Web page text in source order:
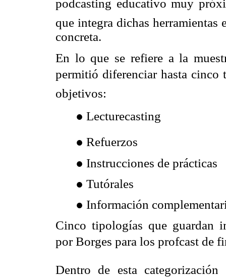
podcasting educativo muy
que integra dichas
concreta.
En lo que se refiere a la
permitió diferenciar hasta cinco
objetivos:
● Lecturecasting
● Refuerzos
● Instrucciones de prácticas
● Tutórales
● Información
Cinco tipologías que guardan
por Borges para los profcast
Dentro de esta categorización